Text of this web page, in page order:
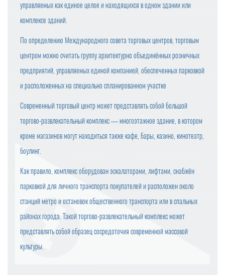
управляемых как единое целое и находящихся в одном здании или
комплексе зданий.
По определению Международного совета торговых центров, торговым
центром можно считать группу архитектурно объединённых розничных
предприятий, управляемых единой компанией, обеспеченных парковкой
и расположенных на специально спланированном участке
Современный торговый центр может представлять собой большой
торгово-развлекательный комплекс — многоэтажное здание, в котором
кроме магазинов могут находиться также кафе, бары, казино, кинотеатр,
боулинг.
Как правило, комплекс оборудован эскалаторами, лифтами, снабжён
парковкой для личного транспорта покупателей и расположен около
станций метро и остановок общественного транспорта или в спальных
районах города. Такой торгово-развлекательный комплекс может
представлять собой образец сосредоточия современной массовой
культуры.